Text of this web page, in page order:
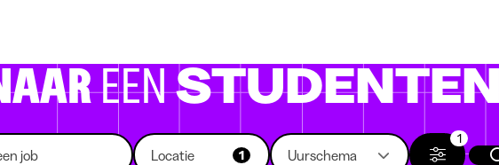
EEN
Locatie 1 Uurschema
1